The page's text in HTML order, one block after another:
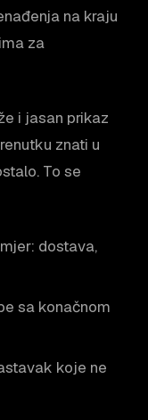
na kraju
za
i jasan prikaz
znati u
To se
dostava,
sa konačnom
koje ne